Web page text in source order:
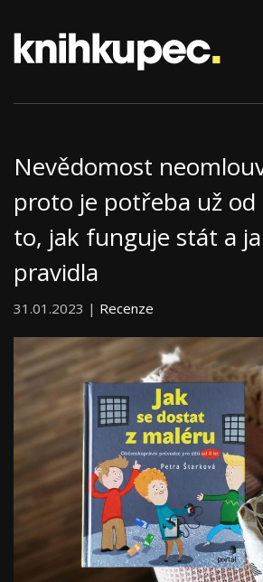
Nevědomost
proto je potřeba už
to, jak funguje stát a
pravidla
31.01.2023 | Recenze